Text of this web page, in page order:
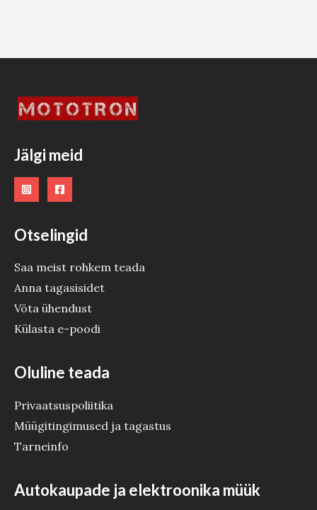
Jälgi meid
Otselingid
Saa meist rohkem teada
Anna tagasisidet
Võta ühendust
Külasta e-poodi
Oluline teada
Privaatsuspoliitika
Müügitingimused ja tagastus
Tarneinfo
Autokaupade ja elektroonika müük